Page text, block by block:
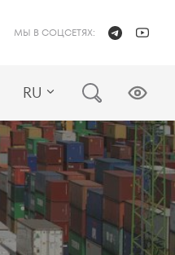
МЫ В СОЦСЕТЯХ:
RU